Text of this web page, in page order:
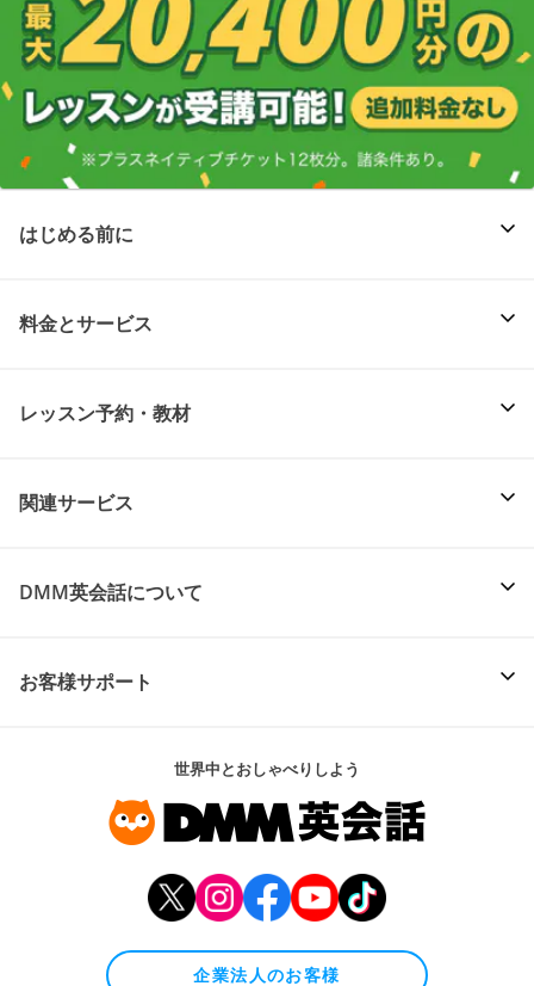
はじめる前に
料金とサービス
レッスン予約・教材
関連サービス
DMM英会話について
お客様サポート
世界中とおしゃべりしよう
企業法人のお客様